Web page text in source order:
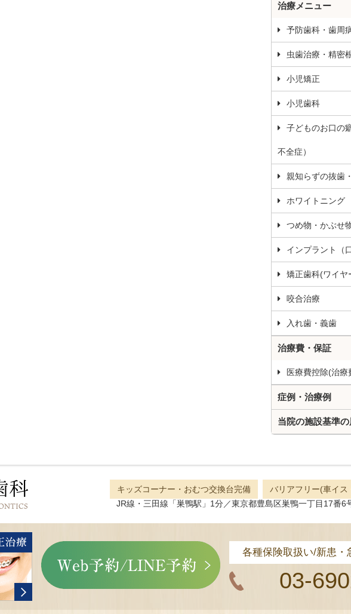
治療メニュー
予防歯科・歯周
虫歯治療・精密
小児矯正
小児歯科
子どものお口の
不全症）
親知らずの抜歯
ホワイトニング
つめ物・かぶせ
インプラント（
矯正歯科(ワイヤ
咬合治療
入れ歯・義歯
治療費・保証
医療費控除(治療
症例・治療例
当院の施設基準
キッズコーナー・おむつ交換台完備
バリアフリー(車イス
JR線・三田線「巣鴨駅」1分／東京都豊島区巣鴨一丁目17番6
各種保険取扱い/新患・
03-